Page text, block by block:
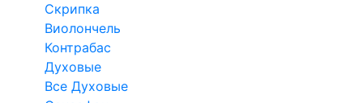
Скрипка
Виолончель
Контрабас
Духовые
Все Духовые